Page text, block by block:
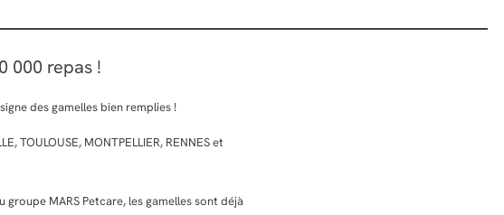
000 repas !
des gamelles bien remplies !
TOULOUSE, MONTPELLIER, RENNES et
MARS Petcare, les gamelles sont déjà